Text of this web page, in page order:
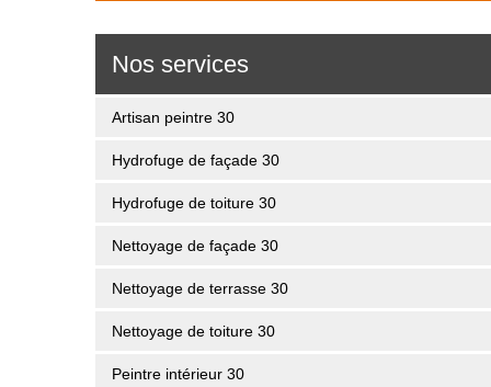
Nos services
Artisan peintre 30
Hydrofuge de façade 30
Hydrofuge de toiture 30
Nettoyage de façade 30
Nettoyage de terrasse 30
Nettoyage de toiture 30
Peintre intérieur 30